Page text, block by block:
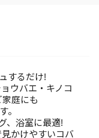
するだけ!
ウバエ・キノコ
庭にも
。
、浴室に最適!
かけやすいコバ